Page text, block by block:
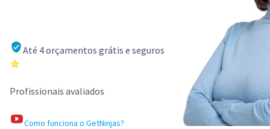
Até 4 orçamentos grátis e seguros
Profissionais avaliados
Como funciona o GetNinjas?